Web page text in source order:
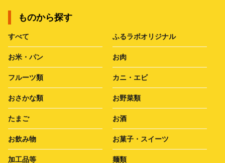
ものから探す
すべて ふるラボオリジナル
お米・パン お肉
フルーツ類 カニ・エビ
おさかな類 お野菜類
たまご お酒
お飲み物 お菓子・スイーツ
加工品等 麺類